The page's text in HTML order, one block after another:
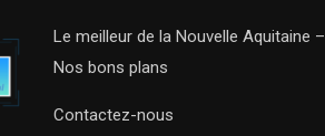
Le meilleur de la Nouvelle Aquitaine –
Nos bons plans
Contactez-nous